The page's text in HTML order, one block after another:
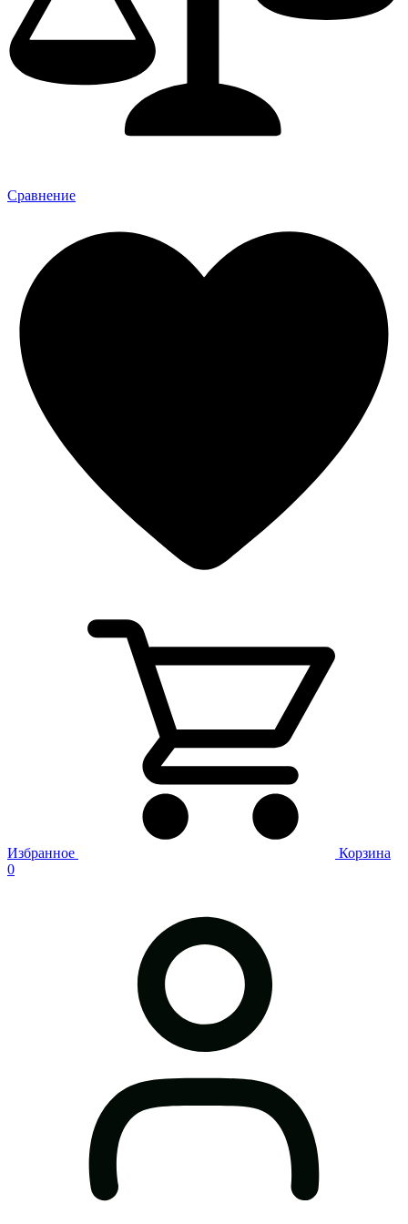
Сравнение
Избранное
Корзина
0